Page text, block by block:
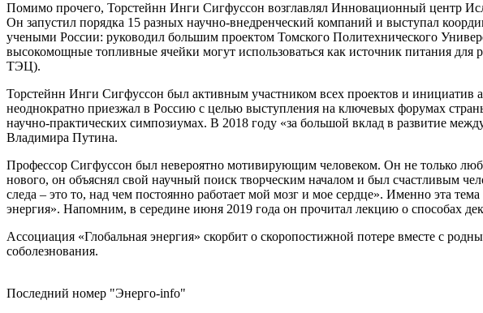
Помимо прочего, Торстейнн Инги Сигфуссон возглавлял Инновационный центр
Он запустил порядка 15 разных научно-внедренческий компаний и выступал
учеными России: руководил большим проектом Томского Политехнического
высокомощные топливные ячейки могут использоваться как источник питания для
ТЭЦ).
Торстейнн Инги Сигфуссон был активным участником всех проектов и инициатив
неоднократно приезжал в Россию с целью выступления на ключевых форумах
научно-практических симпозиумах. В 2018 году «за большой вклад в развитие
Владимира Путина.
Профессор Сигфуссон был невероятно мотивирующим человеком. Он не только
нового, он объяснял свой научный поиск творческим началом и был счастливым
следа – это то, над чем постоянно работает мой мозг и мое сердце». Именно эта
энергия». Напомним, в середине июня 2019 года он прочитал лекцию о способах
Ассоциация «Глобальная энергия» скорбит о скоропостижной потере вместе с
соболезнования.
Последний номер "Энерго-info"